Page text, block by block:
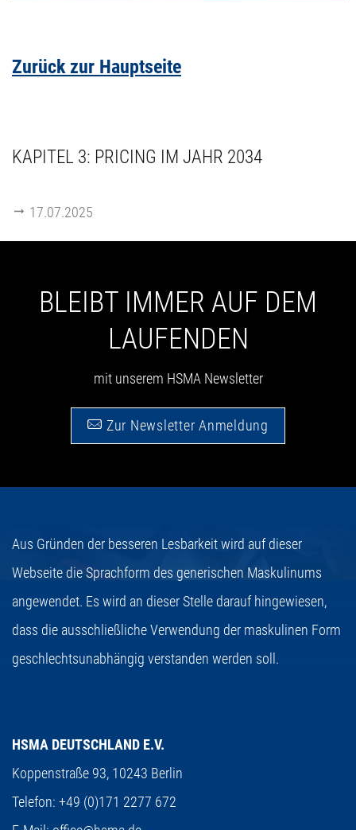
Zurück zur Hauptseite
KAPITEL 3: PRICING IM JAHR 2034
17.07.2025
BLEIBT IMMER AUF DEM
LAUFENDEN
mit unserem HSMA Newsletter
Zur Newsletter Anmeldung
Aus Gründen der besseren Lesbarkeit wird auf dieser
Webseite die Sprachform des generischen Maskulinums
angewendet. Es wird an dieser Stelle darauf hingewiesen,
dass die ausschließliche Verwendung der maskulinen Form
geschlechtsunabhängig verstanden werden soll.
HSMA DEUTSCHLAND E.V.
Koppenstraße 93, 10243 Berlin
Telefon: +49 (0)171 2277 672